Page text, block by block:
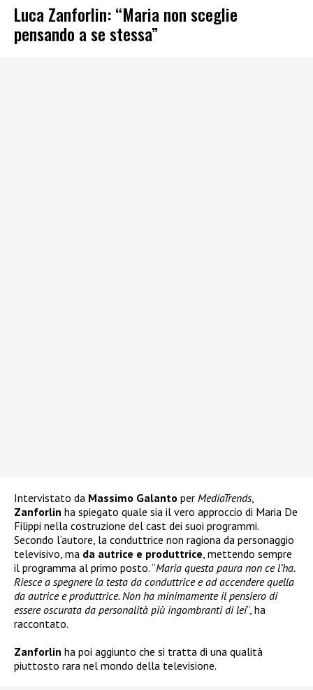
Luca Zanforlin: “Maria non sceglie
pensando a se stessa”
Intervistato da Massimo Galanto per MediaTrends,
Zanforlin ha spiegato quale sia il vero approccio di Maria De
Filippi nella costruzione del cast dei suoi programmi.
Secondo l’autore, la conduttrice non ragiona da personaggio
televisivo, ma da autrice e produttrice , mettendo sempre
il programma al primo posto. “Maria questa paura non ce l’ha.
Riesce a spegnere la testa da conduttrice e ad accendere quella
da autrice e produttrice. Non ha minimamente il pensiero di
essere oscurata da personalità più ingombranti di lei“, ha
raccontato.
Zanforlin ha poi aggiunto che si tratta di una qualità
piuttosto rara nel mondo della televisione.